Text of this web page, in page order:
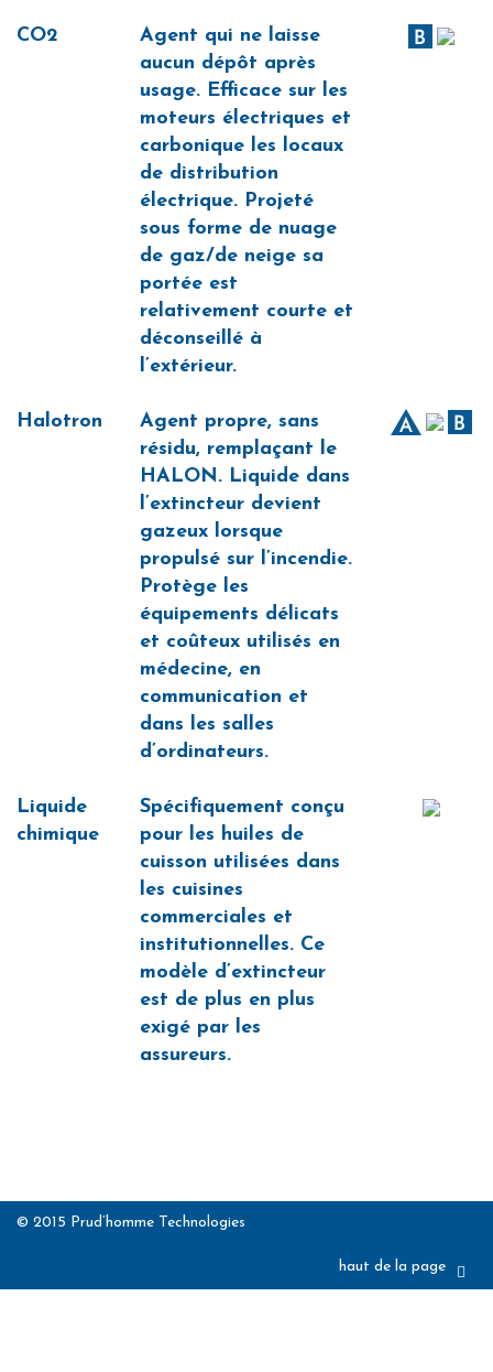
CO2
Agent qui ne laisse
aucun dépôt après
usage. Efficace sur les
moteurs électriques et
carbonique les locaux
de distribution
électrique. Projeté
sous forme de nuage
de gaz/de neige sa
portée est
relativement courte et
déconseillé à
l’extérieur.
Halotron
Agent propre, sans
résidu, remplaçant le
HALON. Liquide dans
l’extincteur devient
gazeux lorsque
propulsé sur l’incendie.
Protège les
équipements délicats
et coûteux utilisés en
médecine, en
communication et
dans les salles
d’ordinateurs.
Liquide
chimique
Spécifiquement conçu
pour les huiles de
cuisson utilisées dans
les cuisines
commerciales et
institutionnelles. Ce
modèle d’extincteur
est de plus en plus
exigé par les
assureurs.
© 2015 Prud’homme Technologies
haut de la page